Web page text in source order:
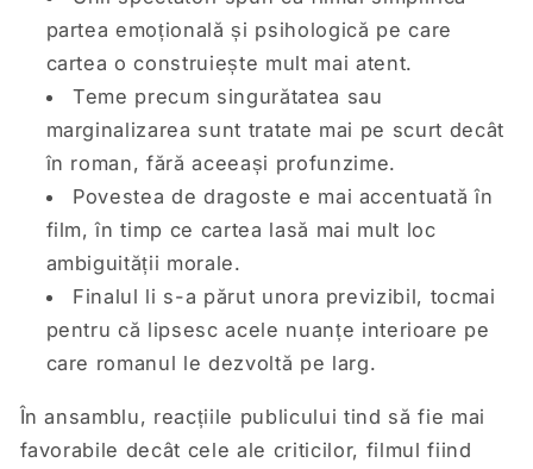
partea emoțională și psihologică pe care
cartea o construiește mult mai atent.
Teme precum singurătatea sau
marginalizarea sunt tratate mai pe scurt decât
în roman, fără aceeași profunzime.
Povestea de dragoste e mai accentuată în
film, în timp ce cartea lasă mai mult loc
ambiguității morale.
Finalul li s-a părut unora previzibil, tocmai
pentru că lipsesc acele nuanțe interioare pe
care romanul le dezvoltă pe larg.
În ansamblu, reacțiile publicului tind să fie mai
favorabile decât cele ale criticilor, filmul fiind